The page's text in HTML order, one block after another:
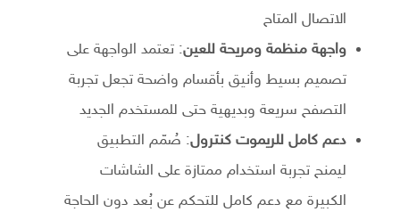
الاتصال المتاح
واجهة منظمة ومريحة للعين: تعتمد الواجهة على
تصميم بسيط وأنيق بأقسام واضحة تجعل تجربة
التصفح سريعة وبديهية حتى للمستخدم الجديد
دعم كامل للريموت كنترول: صُمّم التطبيق
ليمنح تجربة استخدام ممتازة على الشاشات
الكبيرة مع دعم كامل للتحكم عن بُعد دون الحاجة